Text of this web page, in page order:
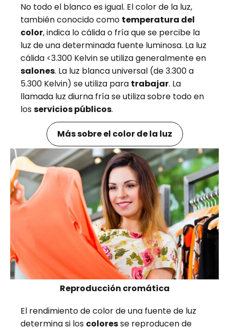
No todo el blanco es igual. El color de la luz,
también conocido como temperatura del
color, indica lo cálida o fría que se percibe la
luz de una determinada fuente luminosa. La luz
cálida <3.300 Kelvin se utiliza generalmente en
salones. La luz blanca universal (de 3.300 a
5.300 Kelvin) se utiliza para trabajar. La
llamada luz diurna fría se utiliza sobre todo en
losservicios públicos.
Más sobre el color de la luz
Reproducción cromática
El rendimiento de color de una fuente de luz
determina si los coloresse reproducen de